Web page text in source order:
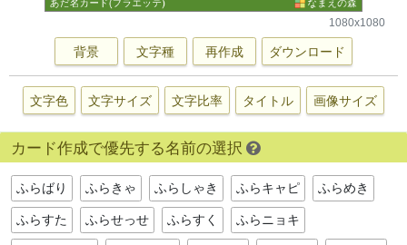
1080x1080
背景 文字種 再作成 ダウンロード
文字色 文字サイズ 文字比率 タイトル 画像サイズ
カード作成で優先する名前の選択
ふらばり ふらきゃ ふらしゃき ふらキャピ ふらめき
ふらすた ふらせっせ ふらすく ふらニョキ